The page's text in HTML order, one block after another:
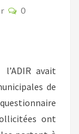
0
avait
de
ont